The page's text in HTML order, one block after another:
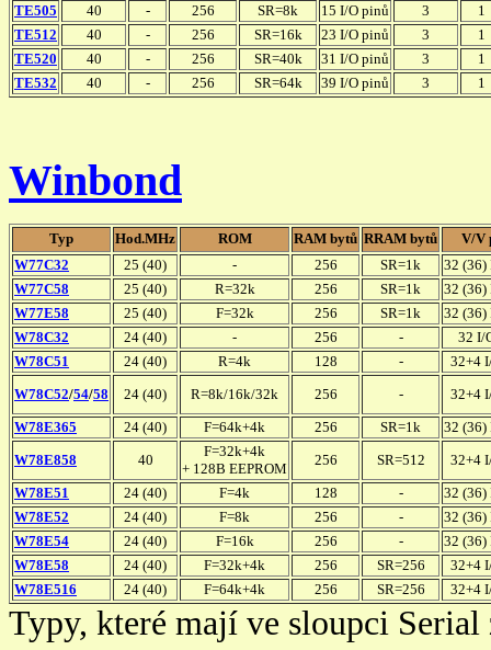
TE505
40 - 256 SR=8k 15 I/O pinů 3
1
TE512
40 - 256 SR=16k 23 I/O pinů 3
1
TE520
40 - 256 SR=40k 31 I/O pinů 3
1
TE532
40 - 256 SR=64k 39 I/O pinů 3 1
Winbond
Typ Hod.MHz ROM RAM bytů RRAM bytů
V/V
W77C32
25 (40) - 256 SR=1k
32 (36)
W77C58
25 (40) R=32k 256 SR=1k
32 (36)
W77E58
25 (40) F=32k 256 SR=1k
32 (36)
W78C32
24 (40) - 256 -
32 I/
W78C51
24 (40) R=4k 128 -
32+4
W78C52/54/58 24 (40) R=8k/16k/32k 256 -
32+4
W78E365
24 (40) F=64k+4k 256 SR=1k
32 (36)
W78E858
40
F=32k+4k
+ 128B EEPROM
256 SR=512
32+4
W78E51
24 (40) F=4k 128 -
32 (36)
W78E52
24 (40) F=8k 256 -
32 (36)
W78E54
24 (40) F=16k 256 -
32 (36)
W78E58
24 (40) F=32k+4k 256 SR=256
32+4
W78E516
24 (40) F=64k+4k 256 SR=256 32+4
Typy, které mají ve sloupci